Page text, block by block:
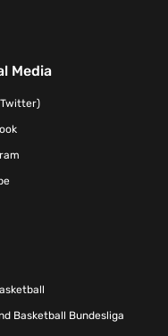
Media
Basketball Bundesliga